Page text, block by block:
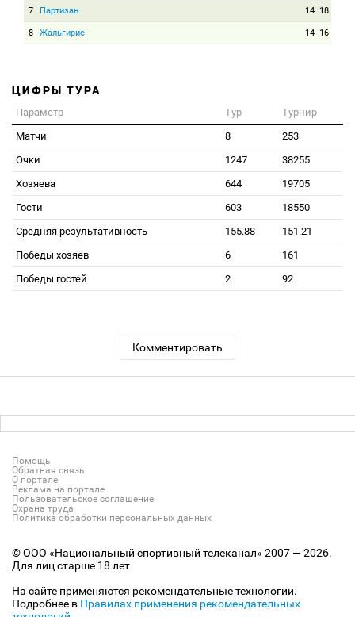
7 Партизан 14 18
8 Жальгирис 14 16
ЦИФРЫ ТУРА
Параметр Тур
Турнир
Матчи
8
253
Очки
1247
38255
Хозяева
644
19705
Гости
603
18550
Средняя результативность
155.88
151.21
Победы хозяев
6
161
Победы гостей
2 92
Комментировать
Помощь
Обратная связь
О портале
Реклама на портале
Пользовательское соглашение
Охрана труда
Политика обработки персональных данных
© ООО «Национальный спортивный телеканал» 2007 — 2026.
Для лиц старше 18 лет
На сайте применяются рекомендательные технологии.
Подробнее в Правилах применения рекомендательных